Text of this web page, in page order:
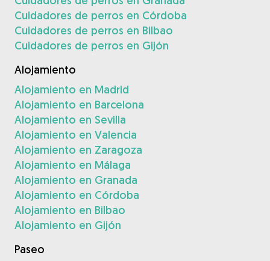
Cuidadores de perros en Córdoba
Cuidadores de perros en Bilbao
Cuidadores de perros en Gijón
Alojamiento
Alojamiento en Madrid
Alojamiento en Barcelona
Alojamiento en Sevilla
Alojamiento en Valencia
Alojamiento en Zaragoza
Alojamiento en Málaga
Alojamiento en Granada
Alojamiento en Córdoba
Alojamiento en Bilbao
Alojamiento en Gijón
Paseo